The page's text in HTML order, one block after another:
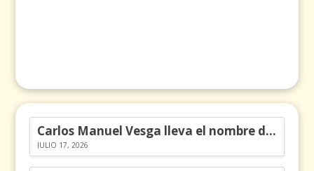
Carlos Manuel Vesga lleva el nombre de Colombia a los Emmy
JULIO 17, 2026